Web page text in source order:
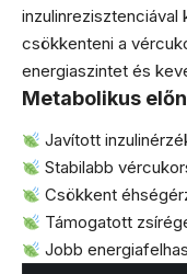
csökkenteni a
energiaszintet és
Metabolikus
Javított
Stabilabb
Csökkent
Támogatott
Jobb